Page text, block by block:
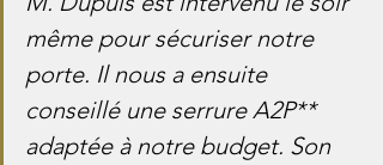
même pour sécuriser notre
porte. Il nous a ensuite
conseillé une serrure A2P**
adaptée à notre budget. Son